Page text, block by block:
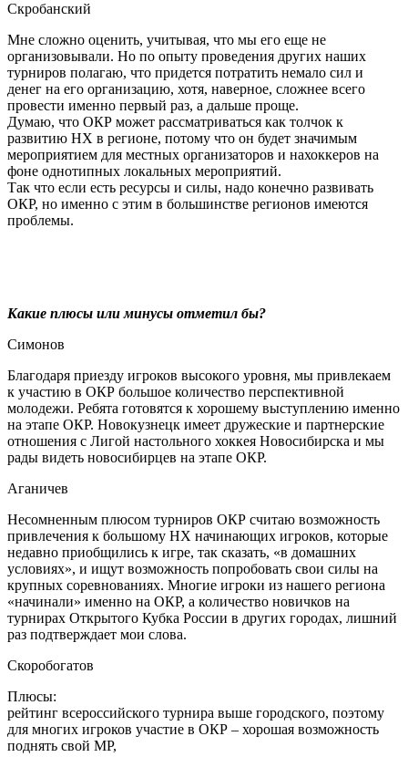
Скробанский
Мне сложно оценить, учитывая, что мы его еще не
организовывали. Но по опыту проведения других наших
турниров полагаю, что придется потратить немало сил и
денег на его организацию, хотя, наверное, сложнее всего
провести именно первый раз, а дальше проще.
Думаю, что ОКР может рассматриваться как толчок к
развитию НХ в регионе, потому что он будет значимым
мероприятием для местных организаторов и нахоккеров на
фоне однотипных локальных мероприятий.
Так что если есть ресурсы и силы, надо конечно развивать
ОКР, но именно с этим в большинстве регионов имеются
проблемы.
Какие плюсы или минусы отметил бы?
Симонов
Благодаря приезду игроков высокого уровня, мы привлекаем
к участию в ОКР большое количество перспективной
молодежи. Ребята готовятся к хорошему выступлению именно
на этапе ОКР. Новокузнецк имеет дружеские и партнерские
отношения с Лигой настольного хоккея Новосибирска и мы
рады видеть новосибирцев на этапе ОКР.
Аганичев
Несомненным плюсом турниров ОКР считаю возможность
привлечения к большому НХ начинающих игроков, которые
недавно приобщились к игре, так сказать, «в домашних
условиях», и ищут возможность попробовать свои силы на
крупных соревнованиях. Многие игроки из нашего региона
«начинали» именно на ОКР, а количество новичков на
турнирах Открытого Кубка России в других городах, лишний
раз подтверждает мои слова.
Скоробогатов
Плюсы:
рейтинг всероссийского турнира выше городского, поэтому
для многих игроков участие в ОКР – хорошая возможность
поднять свой МР,